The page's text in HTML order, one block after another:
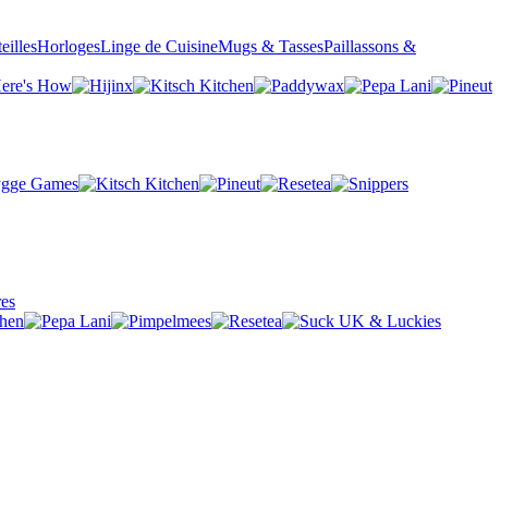
HorlogesLinge de CuisineMugs & TassesPaillassons &